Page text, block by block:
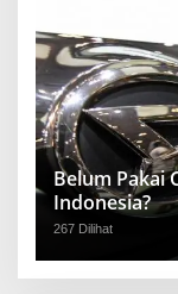
Belum Pakai
Indonesia?
267 Dilihat